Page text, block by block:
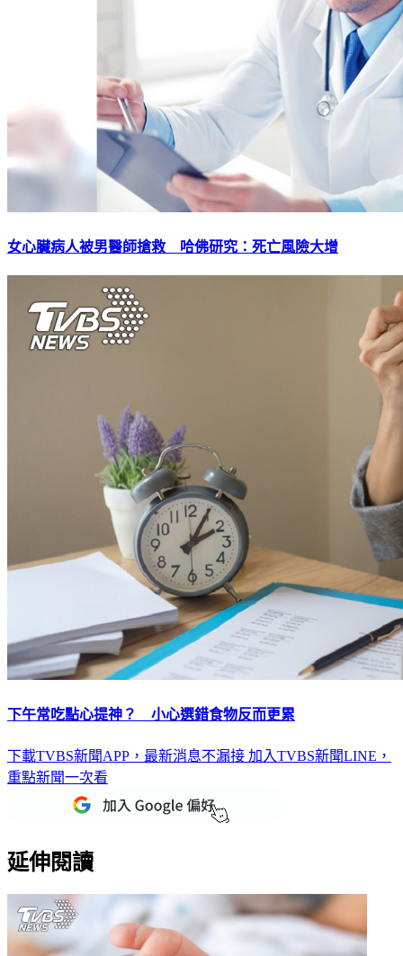
女心臟病人被男醫師搶救 哈佛研究：死亡風險大增
下午常吃點心提神？ 小心選錯食物反而更累
下載TVBS新聞APP，最新消息不漏接 加入TVBS新聞LINE，
重點新聞一次看
延伸閱讀